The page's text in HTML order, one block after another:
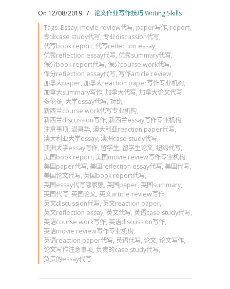
On 12/08/2019 / 论文作业写作技巧 Writing Skills
Tags: Essay, movie review代写, paper写作, report,
专业case study代写, 专业discussion代写,
代写book report, 代写reflection essay,
优秀reflection essay代写, 优秀summary代写,
保分book report代写, 保分course work代写,
保分reflection essay代写, 写作article review,
加拿大paper, 加拿大reaction paper写作专业机构,
加拿大summary写作, 加拿大代写, 加拿大论文代写,
多伦多, 大学essay代写, 对比,
新西兰course work代写专业机构,
新西兰discussion写作, 新西兰essay写作专业机构,
注意事项, 温哥华, 澳大利亚reaction paper代写,
澳大利亚大学essay, 澳洲case study代写,
澳洲大学essay写作, 留学生, 留学生论文, 纽约代写,
美国book report, 美国movie review写作专业机构,
美国paper代写, 美国reflection essay代写, 美国代写,
美国论文代写, 英国book report代写,
英国essay代写哪家强, 英国paper, 英国summary,
英国代写, 英国论文, 英文article review写作,
英文discussion代写, 英文reaction paper,
英文reflection essay, 英文代写, 英语case study代写,
英语course work写作, 英语discussion写作,
英语movie review写作专业机构,
英语reaction paper代写, 英语代写, 论文, 论文写作,
论文写作注意事项, 负责的case study代写,
负责的essay代写